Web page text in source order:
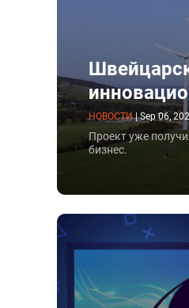
НОВОСТИ | Sep 06,
Проект уже
бизнес.